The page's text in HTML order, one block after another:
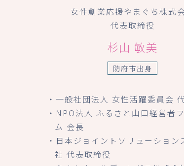
女性創業応援やまぐち株式
代表取締役
杉山 敏美
防府市出身
・一般社団法人 女性活躍委員会
・NPO法人 ふるさと山口経営者
ム 会長
・日本ジョイントソリューション
社 代表取締役